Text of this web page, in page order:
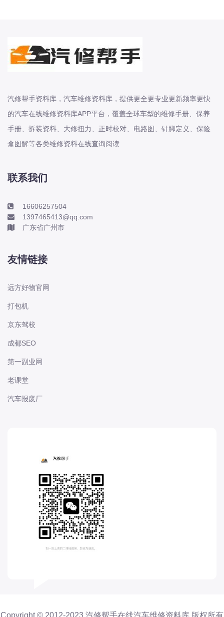
宝沃
宝马
宝骏
宾利
本田
本田-东风本田
本田-海外本田
标致
标致-进口
比亚迪-海外版
传祺
创维
长城
长安-睿行
长安-跨越
D
DS
DS
DS-进口
东风纳米
汽修帮手资料库，汽车维修资料库，提供更全更专业更新频率更快
的汽车在线维修资料库APP平台，覆盖全球车型的维修手册、保养
手册、拆装资料、大修扭力、正时校对、电路图、针脚定义、保险
盒图解等各类维修资料在线查询阅读
联系我们
16606257504
1397465413@qq.com
广东省广州市
友情链接
远方好物官网
打包机
京东驾校
成都SEO
第一副业网
老课堂
汽车报废厂